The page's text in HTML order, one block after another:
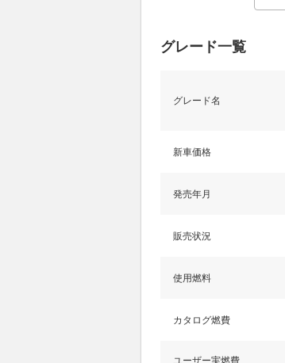
グレード一覧
グレード名
新車価格
発売年月
販売状況
使用燃料
カタログ燃費